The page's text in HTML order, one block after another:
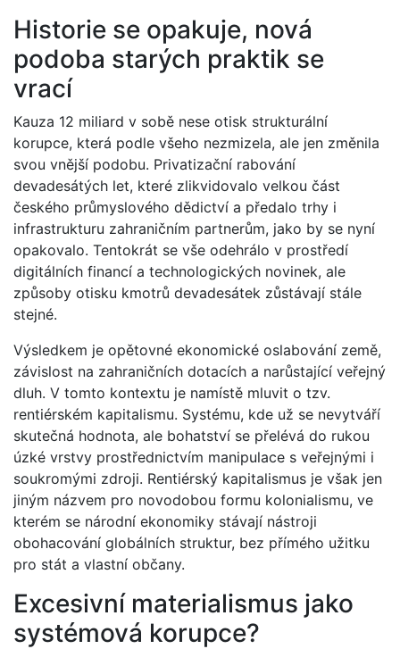
Historie se opakuje, nová
podoba starých praktik se
vrací
Kauza 12 miliard v sobě nese otisk strukturální
korupce, která podle všeho nezmizela, ale jen změnila
svou vnější podobu. Privatizační rabování
devadesátých let, které zlikvidovalo velkou část
českého průmyslového dědictví a předalo trhy i
infrastrukturu zahraničním partnerům, jako by se nyní
opakovalo. Tentokrát se vše odehrálo v prostředí
digitálních financí a technologických novinek, ale
způsoby otisku kmotrů devadesátek zůstávají stále
stejné.
Výsledkem je opětovné ekonomické oslabování země,
závislost na zahraničních dotacích a narůstající veřejný
dluh. V tomto kontextu je namístě mluvit o tzv.
rentiérském kapitalismu. Systému, kde už se nevytváří
skutečná hodnota, ale bohatství se přelévá do rukou
úzké vrstvy prostřednictvím manipulace s veřejnými i
soukromými zdroji. Rentiérský kapitalismus je však jen
jiným názvem pro novodobou formu kolonialismu, ve
kterém se národní ekonomiky stávají nástroji
obohacování globálních struktur, bez přímého užitku
pro stát a vlastní občany.
Excesivní materialismus jako
systémová korupce?